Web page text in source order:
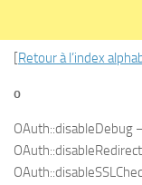
[Retour à l’index
o
OAuth::disableDebug